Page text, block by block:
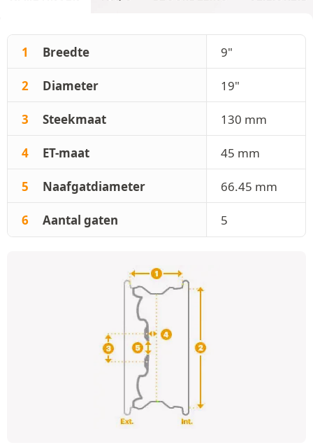
1 Breedte 9"
2 Diameter 19"
3 Steekmaat 130 mm
4 ET-maat 45 mm
5 Naafgatdiameter 66.45 mm
6 Aantal gaten 5